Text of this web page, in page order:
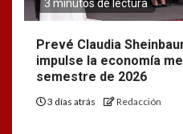
3 minutos de lectura
Prevé Claudia
impulse la economía
semestre de 2026
3 días atrás Redacción